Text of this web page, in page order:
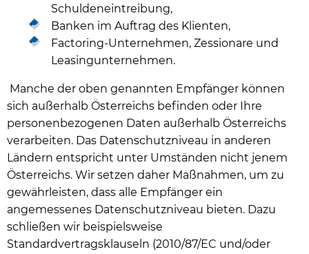
Schuldeneintreibung,
Banken im Auftrag des Klienten,
Factoring-Unternehmen, Zessionare und
Leasingunternehmen.
Manche der oben genannten Empfänger können
sich außerhalb Österreichs befinden oder Ihre
personenbezogenen Daten außerhalb Österreichs
verarbeiten. Das Datenschutzniveau in anderen
Ländern entspricht unter Umständen nicht jenem
Österreichs. Wir setzen daher Maßnahmen, um zu
gewährleisten, dass alle Empfänger ein
angemessenes Datenschutzniveau bieten. Dazu
schließen wir beispielsweise
Standardvertragsklauseln (2010/87/EC und/oder